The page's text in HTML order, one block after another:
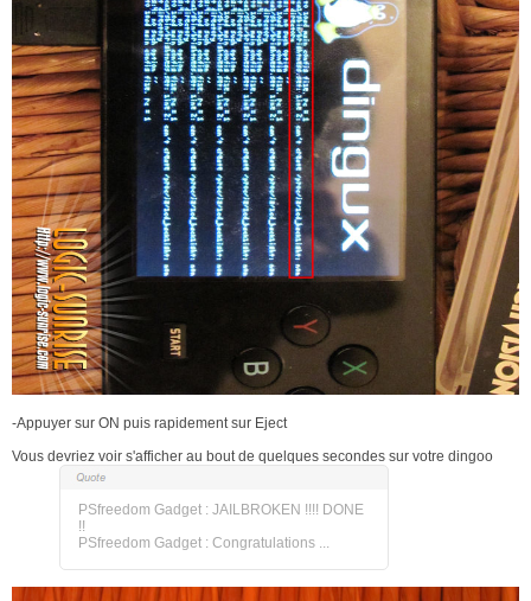
-Appuyer sur ON puis rapidement sur Eject
Vous devriez voir s'afficher au bout de quelques secondes sur votre dingoo
PSfreedom Gadget : JAILBROKEN !!!! DONE
!!
PSfreedom Gadget : Congratulations ...